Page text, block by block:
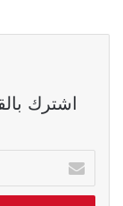
اشترك
أدخل
بريدك
الالكتروني